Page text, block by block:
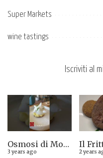
Super Markets
wine tastings
Iscriviti al
Osmosi di Montepulciano nuova stella Michelin. Avevamo visto lungo il 14.08.2023
3 years ago 2 years